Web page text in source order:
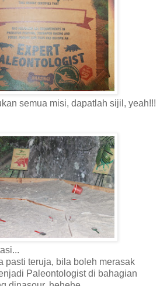
semua misi, dapatlah sijil, yeah!!!
pasti teruja, bila boleh merasak
Paleontologist di bahagian